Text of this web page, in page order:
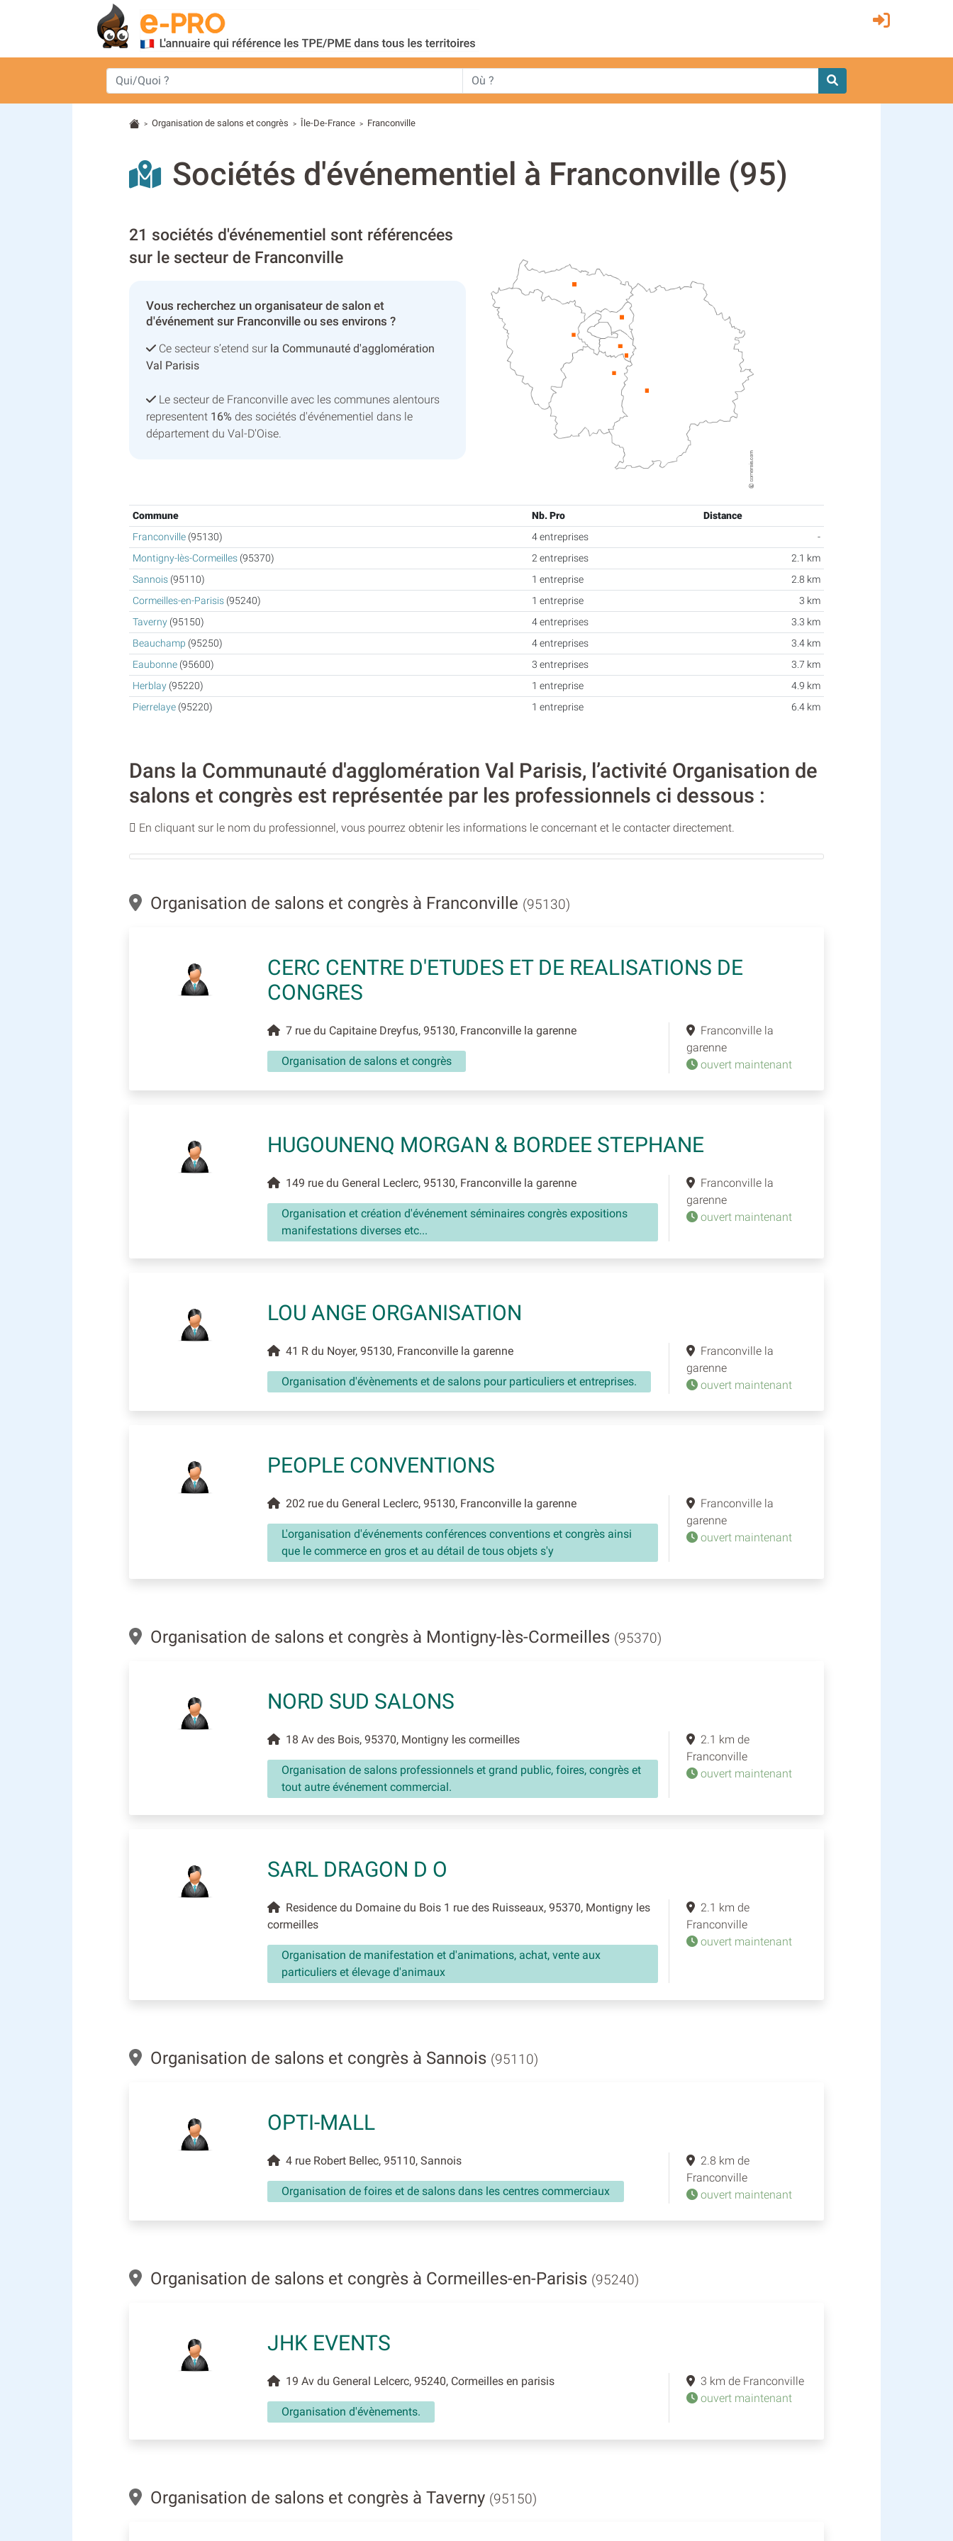
> Organisation de salons et congrès > Île-De-France > Franconville
Sociétés d'événementiel à Franconville (95)
21 sociétés d'événementiel sont référencées
sur le secteur de Franconville
Vous recherchez un organisateur de salon et
d'événement sur Franconville ou ses environs ?
Ce secteur s’etend sur la Communauté d'agglomération
Val Parisis
Le secteur de Franconville avec les communes alentours
representent 16% des sociétés d'événementiel dans le
département du Val-D'Oise.
Commune Nb. Pro
Distance
Franconville(95130) 4 entreprises
-
Montigny-lès-Cormeilles(95370) 2 entreprises
2.1 km
Sannois(95110) 1 entreprise
2.8 km
Cormeilles-en-Parisis(95240) 1 entreprise
3 km
Taverny(95150) 4 entreprises
3.3 km
Beauchamp (95250) 4 entreprises
3.4 km
Eaubonne(95600) 3 entreprises
3.7 km
Herblay(95220) 1 entreprise
4.9 km
Pierrelaye(95220) 1 entreprise 6.4 km
Dans la Communauté d'agglomération Val Parisis, l’activité Organisation de
salons et congrès est représentée par les professionnels ci dessous :
En cliquant sur le nom du professionnel, vous pourrez obtenir les informations le concernant et le contacter directement.
Organisation de salons et congrès à Franconville (95130)
CERC CENTRE D'ETUDES ET DE REALISATIONS DE
CONGRES
7 rue du Capitaine Dreyfus, 95130, Franconville la garenne
Organisation de salons et congrès
Franconville la
garenne
ouvert maintenant
HUGOUNENQ MORGAN & BORDEE STEPHANE
149 rue du General Leclerc, 95130, Franconville la garenne
Organisation et création d'événement séminaires congrès expositions
manifestations diverses etc...
Franconville la
garenne
ouvert maintenant
LOU ANGE ORGANISATION
41 R du Noyer, 95130, Franconville la garenne
Organisation d'évènements et de salons pour particuliers et entreprises.
Franconville la
garenne
ouvert maintenant
PEOPLE CONVENTIONS
202 rue du General Leclerc, 95130, Franconville la garenne
L'organisation d'événements conférences conventions et congrès ainsi
que le commerce en gros et au détail de tous objets s'y
Franconville la
garenne
ouvert maintenant
Organisation de salons et congrès à Montigny-lès-Cormeilles (95370)
NORD SUD SALONS
18 Av des Bois, 95370, Montigny les cormeilles
Organisation de salons professionnels et grand public, foires, congrès et
tout autre événement commercial.
2.1 km de
Franconville
ouvert maintenant
SARL DRAGON D O
Residence du Domaine du Bois 1 rue des Ruisseaux, 95370, Montigny les
cormeilles
Organisation de manifestation et d'animations, achat, vente aux
particuliers et élevage d'animaux
2.1 km de
Franconville
ouvert maintenant
Organisation de salons et congrès à Sannois (95110)
OPTI-MALL
4 rue Robert Bellec, 95110, Sannois
Organisation de foires et de salons dans les centres commerciaux
2.8 km de
Franconville
ouvert maintenant
Organisation de salons et congrès à Cormeilles-en-Parisis (95240)
JHK EVENTS
19 Av du General Lelcerc, 95240, Cormeilles en parisis
Organisation d'évènements.
3 km de Franconville
ouvert maintenant
Organisation de salons et congrès à Taverny (95150)